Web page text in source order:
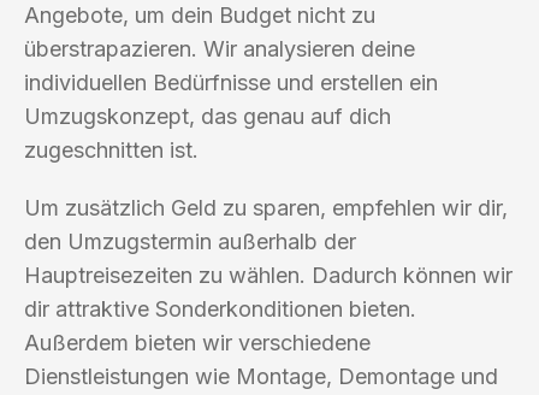
Angebote, um dein Budget nicht zu
überstrapazieren. Wir analysieren deine
individuellen Bedürfnisse und erstellen ein
Umzugskonzept, das genau auf dich
zugeschnitten ist.
Um zusätzlich Geld zu sparen, empfehlen wir dir,
den Umzugstermin außerhalb der
Hauptreisezeiten zu wählen. Dadurch können wir
dir attraktive Sonderkonditionen bieten.
Außerdem bieten wir verschiedene
Dienstleistungen wie Montage, Demontage und